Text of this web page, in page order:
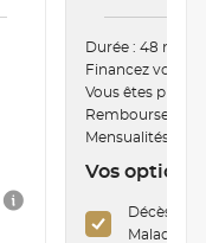
Durée : 48 mois
Financez votre
Vous êtes
Mensualités
Vos options
Décès,
Maladie